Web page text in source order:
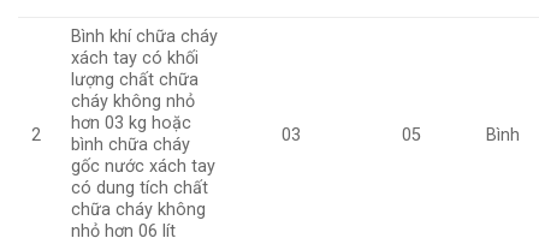
2
Bình khí chữa cháy
xách tay có khối
lượng chất chữa
cháy không nhỏ
hơn 03 kg hoặc
bình chữa cháy
gốc nước xách tay
có dung tích chất
chữa cháy không
nhỏ hơn 06 lít
03 05 Bình